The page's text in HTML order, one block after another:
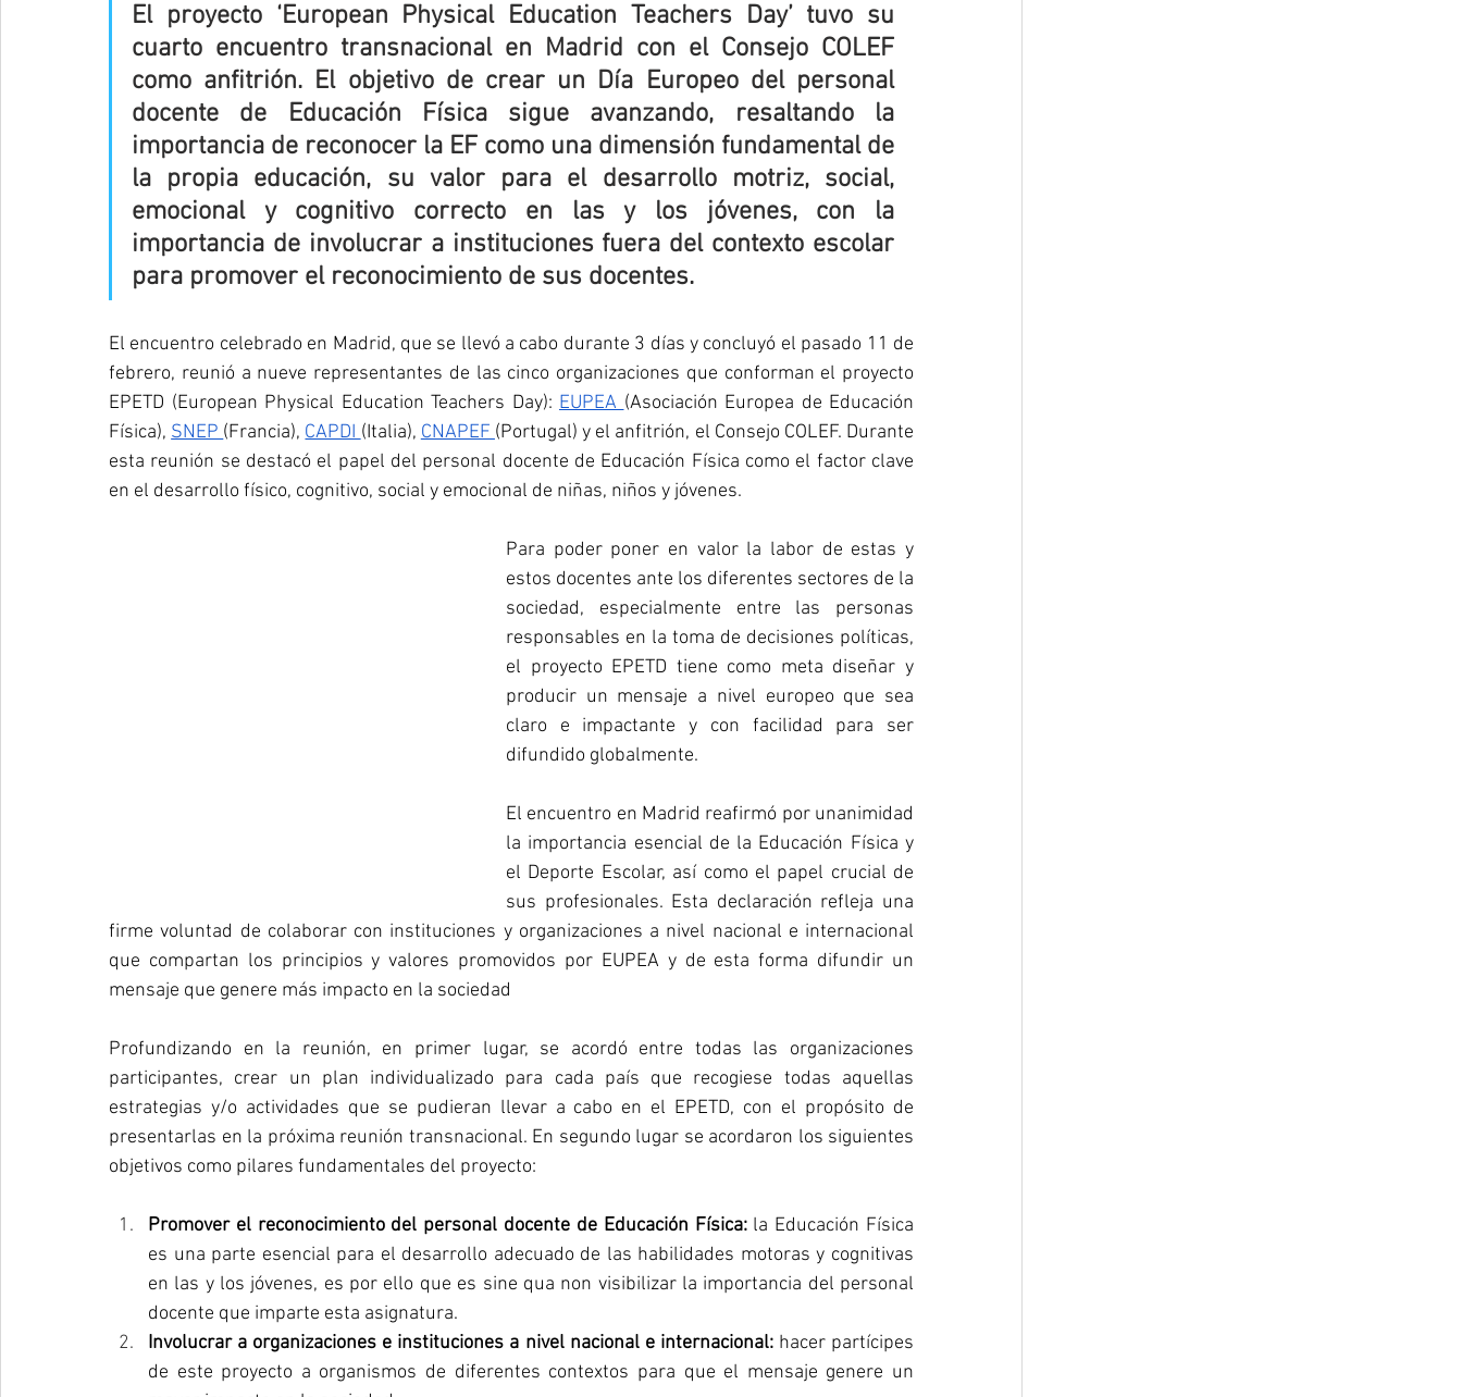
El proyecto ‘European Physical Education Teachers Day’ tuvo su
cuarto encuentro transnacional en Madrid con el Consejo COLEF
como anfitrión. El objetivo de crear un Día Europeo del personal
docente de Educación Física sigue avanzando, resaltando la
importancia de reconocer la EF como una dimensión fundamental de
la propia educación, su valor para el desarrollo motriz, social,
emocional y cognitivo correcto en las y los jóvenes, con la
importancia de involucrar a instituciones fuera del contexto escolar
para promover el reconocimiento de sus docentes.
El encuentro celebrado en Madrid, que se llevó a cabo durante 3 días y concluyó el pasado 11 de
febrero, reunió a nueve representantes de las cinco organizaciones que conforman el proyecto
EPETD (European Physical Education Teachers Day): EUPEA (Asociación Europea de Educación
Física), SNEP (Francia), CAPDI (Italia), CNAPEF (Portugal) y el anfitrión, el Consejo COLEF. Durante
esta reunión se destacó el papel del personal docente de Educación Física como el factor clave
en el desarrollo físico, cognitivo, social y emocional de niñas, niños y jóvenes.
Para poder poner en valor la labor de estas y
estos docentes ante los diferentes sectores de la
sociedad, especialmente entre las personas
responsables en la toma de decisiones políticas,
el proyecto EPETD tiene como meta diseñar y
producir un mensaje a nivel europeo que sea
claro e impactante y con facilidad para ser
difundido globalmente.
El encuentro en Madrid reafirmó por unanimidad
la importancia esencial de la Educación Física y
el Deporte Escolar, así como el papel crucial de
sus profesionales. Esta declaración refleja una
firme voluntad de colaborar con instituciones y organizaciones a nivel nacional e internacional
que compartan los principios y valores promovidos por EUPEA y de esta forma difundir un
mensaje que genere más impacto en la sociedad
Profundizando en la reunión, en primer lugar, se acordó entre todas las organizaciones
participantes, crear un plan individualizado para cada país que recogiese todas aquellas
estrategias y/o actividades que se pudieran llevar a cabo en el EPETD, con el propósito de
presentarlas en la próxima reunión transnacional. En segundo lugar se acordaron los siguientes
objetivos como pilares fundamentales del proyecto:
Promover el reconocimiento del personal docente de Educación Física: la Educación Física
es una parte esencial para el desarrollo adecuado de las habilidades motoras y cognitivas
en las y los jóvenes, es por ello que es sine qua non visibilizar la importancia del personal
docente que imparte esta asignatura.
Involucrar a organizaciones e instituciones a nivel nacional e internacional: hacer partícipes
de este proyecto a organismos de diferentes contextos para que el mensaje genere un